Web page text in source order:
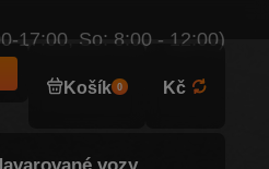
17:00, So: 8:00 - 12:00)
Košík 0 Kč